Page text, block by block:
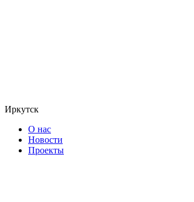
Иркутск
О нас
Новости
Проекты